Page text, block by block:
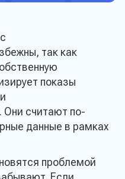
так как
показы
Они считают по-
данные в рамках
проблемой